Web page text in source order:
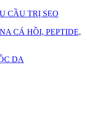
CẦU TRỊ SẸO
CÁ HỒI, PEPTIDE,
DA